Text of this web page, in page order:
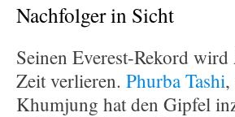
Nachfolger in Sicht
Seinen Everest-Rekord
Zeit verlieren. Phurba Tashi,
Khumjung hat den Gipfel